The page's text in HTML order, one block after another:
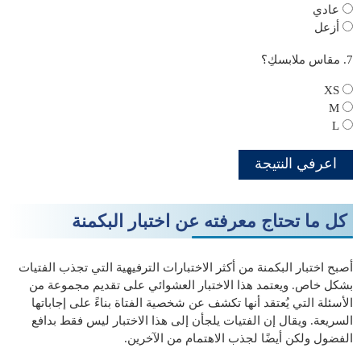
عادي
أزعل
7. مقاس ملابسكِ؟
اعرفي النتيجة
كل ما تحتاج معرفته عن اختبار البكمنة
أصبح اختبار البكمنة من أكثر الاختبارات الترفيهية التي تجذب الفتيات
بشكل خاص. ويعتمد هذا الاختبار العشوائي على تقديم مجموعة من
الأسئلة التي يُعتقد أنها تكشف عن شخصية الفتاة بناءً على إجاباتها
السريعة. ويقال إن الفتيات يلجأن إلى هذا الاختبار ليس فقط بدافع
الفضول ولكن أيضًا لجذب الاهتمام من الآخرين.